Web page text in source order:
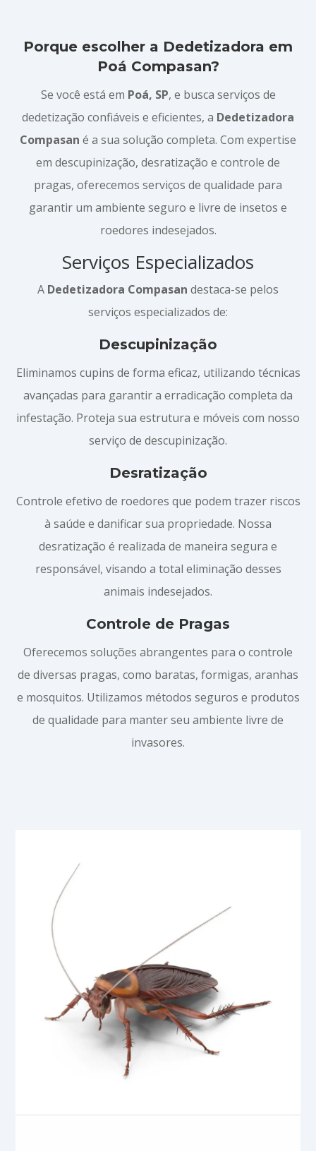
Porque escolher a Dedetizadora em
Poá Compasan?
Se você está em Poá, SP, e busca serviços de
dedetização confiáveis e eficientes, a Dedetizadora
Compasan é a sua solução completa. Com expertise
em descupinização, desratização e controle de
pragas, oferecemos serviços de qualidade para
garantir um ambiente seguro e livre de insetos e
roedores indesejados.
Serviços Especializados
A Dedetizadora Compasan destaca-se pelos
serviços especializados de:
Descupinização
Eliminamos cupins de forma eficaz, utilizando técnicas
avançadas para garantir a erradicação completa da
infestação. Proteja sua estrutura e móveis com nosso
serviço de descupinização.
Desratização
Controle efetivo de roedores que podem trazer riscos
à saúde e danificar sua propriedade. Nossa
desratização é realizada de maneira segura e
responsável, visando a total eliminação desses
animais indesejados.
Controle de Pragas
Oferecemos soluções abrangentes para o controle
de diversas pragas, como baratas, formigas, aranhas
e mosquitos. Utilizamos métodos seguros e produtos
de qualidade para manter seu ambiente livre de
invasores.